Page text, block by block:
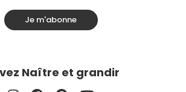
Je m'abonne
Naître et grandir